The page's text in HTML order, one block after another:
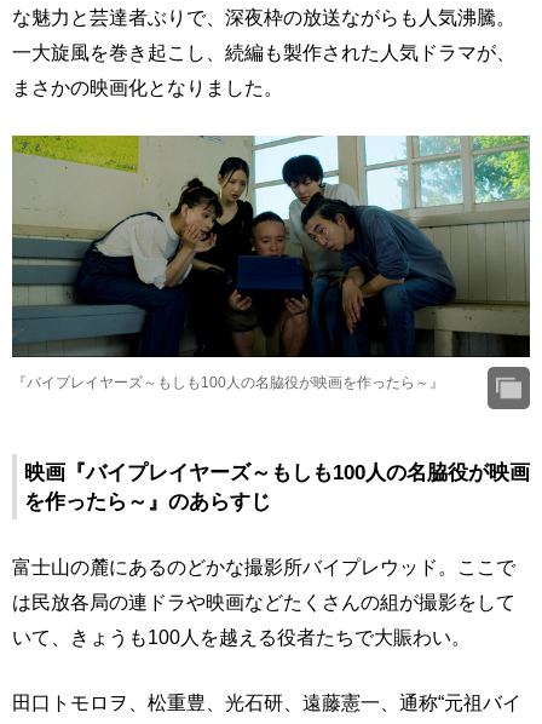
な魅力と芸達者ぶりで、深夜枠の放送ながらも人気沸騰。
一大旋風を巻き起こし、続編も製作された人気ドラマが、
まさかの映画化となりました。
『バイプレイヤーズ～もしも100人の名脇役が映画を作ったら～』
映画『バイプレイヤーズ～もしも100人の名脇役が映画
を作ったら～』のあらすじ
富士山の麓にあるのどかな撮影所バイプレウッド。ここで
は民放各局の連ドラや映画などたくさんの組が撮影をして
いて、きょうも100人を越える役者たちで大賑わい。
田口トモロヲ、松重豊、光石研、遠藤憲一、通称“元祖バイ